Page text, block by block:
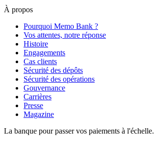
À propos
Pourquoi Memo Bank ?
Vos attentes, notre réponse
Histoire
Engagements
Cas clients
Sécurité des dépôts
Sécurité des opérations
Gouvernance
Carrières
Presse
Magazine
La banque pour passer vos paiements à l'échelle.